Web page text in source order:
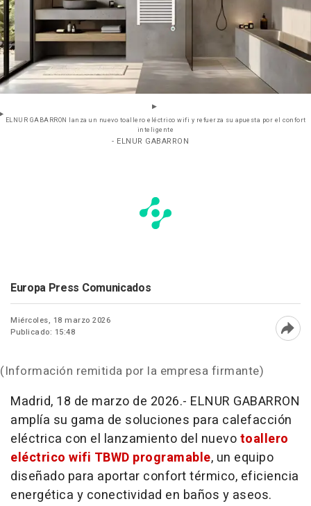
ELNUR GABARRON lanza un nuevo toallero eléctrico wifi y refuerza su apuesta por el confort
inteligente
- ELNUR GABARRON
Europa Press Comunicados
Miércoles, 18 marzo 2026
Publicado: 15:48
(Información remitida por la empresa firmante)
Madrid, 18 de marzo de 2026.- ELNUR GABARRON
amplía su gama de soluciones para calefacción
eléctrica con el lanzamiento del nuevotoallero
eléctrico wifi TBWD programable, un equipo
diseñado para aportar confort térmico, eficiencia
energética y conectividad en baños y aseos.